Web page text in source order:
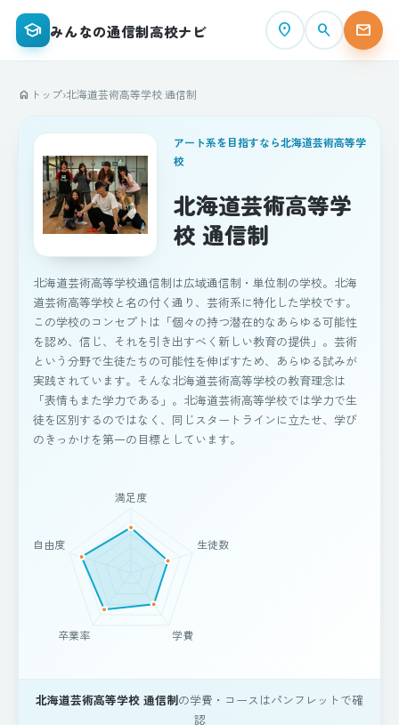
school みんなの通信制高校ナビ place search mail
home トップ›北海道芸術高等学校 通信制
アート系を目指すなら北海道芸術高等学
校
北海道芸術高等学
校 通信制
北海道芸術高等学校通信制は広域通信制・単位制の学校。北海
道芸術高等学校と名の付く通り、芸術系に特化した学校です。
この学校のコンセプトは「個々の持つ潜在的なあらゆる可能性
を認め、信じ、それを引き出すべく新しい教育の提供」。芸術
という分野で生徒たちの可能性を伸ばすため、あらゆる試みが
実践されています。そんな北海道芸術高等学校の教育理念は
「表情もまた学力である」。北海道芸術高等学校では学力で生
徒を区別するのではなく、同じスタートラインに立たせ、学び
のきっかけを第一の目標としています。
北海道芸術高等学校 通信制の学費・コースはパンフレットで確
認